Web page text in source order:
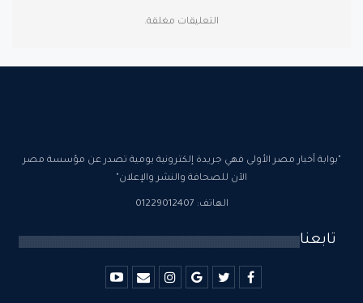
التعليقات مغلقة.
"بوابة أخبار مصر الأولى فهي جريدة إلكترونية يومية تصدر عن مؤسسة مصر
الآن للصحافة والنشر والإعلان"
الهاتف: 01229012407
تابعنا